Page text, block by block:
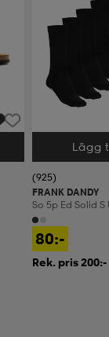
Välj storlek
Lägg
(925)
FRANK DANDY
So 5p Ed Solid S
80:-
Rek. pris 200:-